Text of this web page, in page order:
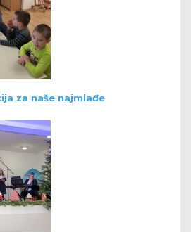
za naše najmlađe